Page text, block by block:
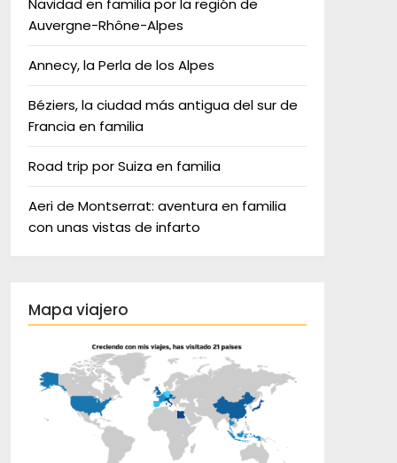
Auvergne-Rhône-Alpes
Annecy, la Perla de los Alpes
Béziers, la ciudad más antigua del sur de
Francia en familia
Road trip por Suiza en familia
Aeri de Montserrat: aventura en familia
con unas vistas de infarto
Mapa viajero